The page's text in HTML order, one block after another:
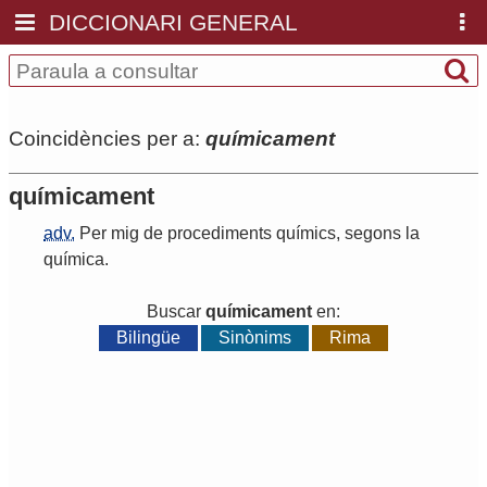
DICCIONARI GENERAL
Coincidències per a: químicament
químicament
adv. Per mig de procediments químics, segons la
química.
Buscar químicament en:
Bilingüe
Sinònims Rima